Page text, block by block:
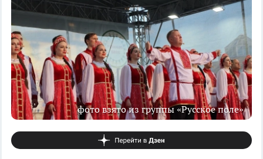
фото взято из группы «Русское поле»